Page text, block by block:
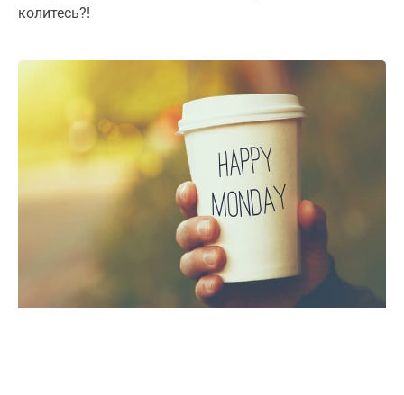
колитесь?!